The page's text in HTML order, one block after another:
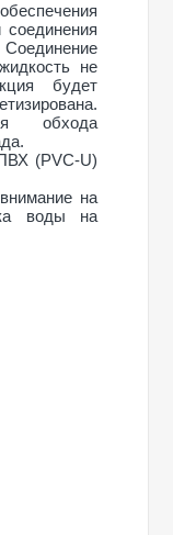
соединения
Соединение
не
будет
обхода
(PVC-U)
на
воды на